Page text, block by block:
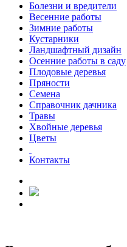
Болезни и вредители
Весенние работы
Зимние работы
Кустарники
Ландшафтный дизайн
Осенние работы в саду
Плодовые деревья
Пряности
Семена
Справочник дачника
Травы
Хвойные деревья
Цветы
Контакты